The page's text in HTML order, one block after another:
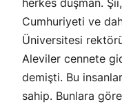
herkes düşman.
Cumhuriyeti ve
Üniversitesi
Aleviler cennete
demişti. Bu
sahip. Bunlara